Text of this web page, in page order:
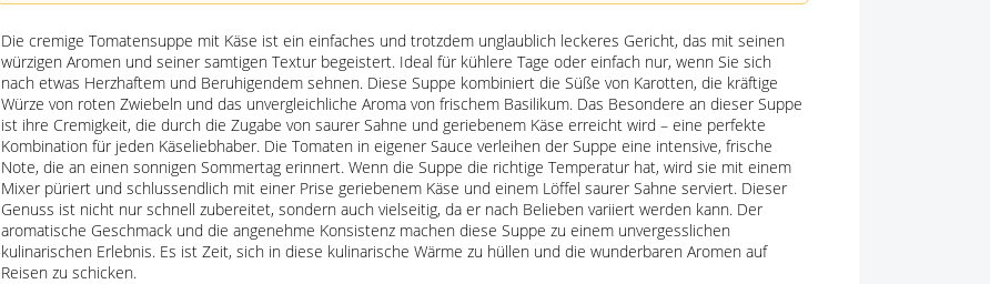
Die cremige Tomatensuppe mit Käse ist ein einfaches und trotzdem unglaublich leckeres Gericht, das mit seinen
würzigen Aromen und seiner samtigen Textur begeistert. Ideal für kühlere Tage oder einfach nur, wenn Sie sich
nach etwas Herzhaftem und Beruhigendem sehnen. Diese Suppe kombiniert die Süße von Karotten, die kräftige
Würze von roten Zwiebeln und das unvergleichliche Aroma von frischem Basilikum. Das Besondere an dieser Suppe
ist ihre Cremigkeit, die durch die Zugabe von saurer Sahne und geriebenem Käse erreicht wird – eine perfekte
Kombination für jeden Käseliebhaber. Die Tomaten in eigener Sauce verleihen der Suppe eine intensive, frische
Note, die an einen sonnigen Sommertag erinnert. Wenn die Suppe die richtige Temperatur hat, wird sie mit einem
Mixer püriert und schlussendlich mit einer Prise geriebenem Käse und einem Löffel saurer Sahne serviert. Dieser
Genuss ist nicht nur schnell zubereitet, sondern auch vielseitig, da er nach Belieben variiert werden kann. Der
aromatische Geschmack und die angenehme Konsistenz machen diese Suppe zu einem unvergesslichen
kulinarischen Erlebnis. Es ist Zeit, sich in diese kulinarische Wärme zu hüllen und die wunderbaren Aromen auf
Reisen zu schicken.